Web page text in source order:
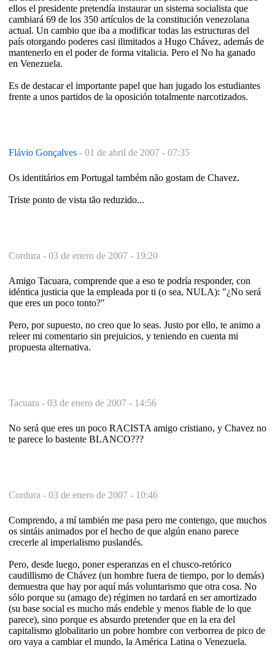
ellos el presidente pretendía instaurar un sistema socialista que
cambiará 69 de los 350 artículos de la constitución venezolana
actual. Un cambio que iba a modificar todas las estructuras del
país otorgando poderes casi ilimitados a Hugo Chávez, además de
mantenerlo en el poder de forma vitalicia. Pero el No ha ganado
en Venezuela.
Es de destacar el importante papel que han jugado los estudiantes
frente a unos partidos de la oposición totalmente narcotizados.
Flávio Gonçalves - 01 de abril de 2007 - 07:35
Os identitários em Portugal também não gostam de Chavez.
Triste ponto de vista tão reduzido...
Cordura - 03 de enero de 2007 - 19:20
Amigo Tacuara, comprende que a eso te podría responder, con
idéntica justicia que la empleada por ti (o sea, NULA): "¿No será
que eres un poco tonto?"
Pero, por supuesto, no creo que lo seas. Justo por ello, te animo a
releer mi comentario sin prejuicios, y teniendo en cuenta mi
propuesta alternativa.
Tacuara - 03 de enero de 2007 - 14:56
No será que eres un poco RACISTA amigo cristiano, y Chavez no
te parece lo bastente BLANCO???
Cordura - 03 de enero de 2007 - 10:46
Comprendo, a mí también me pasa pero me contengo, que muchos
os sintáis animados por el hecho de que algún enano parece
crecerle al imperialismo puslandés.
Pero, desde luego, poner esperanzas en el chusco-retórico
caudillismo de Chávez (un hombre fuera de tiempo, por lo demás)
demuestra que hay por aquí más voluntarismo que otra cosa. No
sólo porque su (amago de) régimen no tardará en ser amortizado
(su base social es mucho más endeble y menos fiable de lo que
parece), sino porque es absurdo pretender que en la era del
capitalismo globalitario un pobre hombre con verborrea de pico de
oro vaya a cambiar el mundo, la América Latina o Venezuela.